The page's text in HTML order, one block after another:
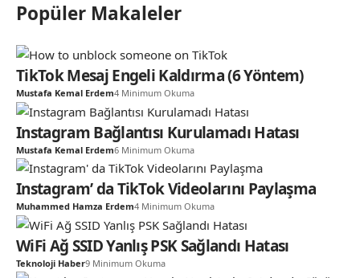
Popüler Makaleler
TikTok Mesaj Engeli Kaldırma (6 Yöntem)
Mustafa Kemal Erdem4 Minimum Okuma
Instagram Bağlantısı Kurulamadı Hatası
Mustafa Kemal Erdem6 Minimum Okuma
Instagram’ da TikTok Videolarını Paylaşma
Muhammed Hamza Erdem4 Minimum Okuma
WiFi Ağ SSID Yanlış PSK Sağlandı Hatası
Teknoloji Haber9 Minimum Okuma